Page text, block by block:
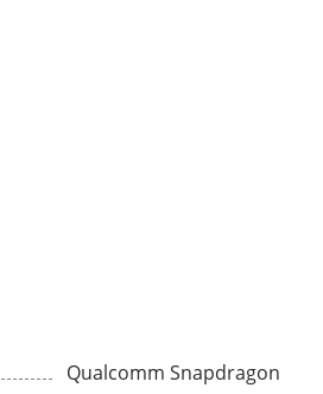
Qualcomm Snapdragon